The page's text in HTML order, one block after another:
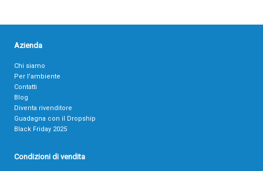
Azienda
Chi siamo
Per l’ambiente
Contatti
Blog
Diventa rivenditore
Guadagna con il Dropship
Black Friday 2025
Condizioni di vendita